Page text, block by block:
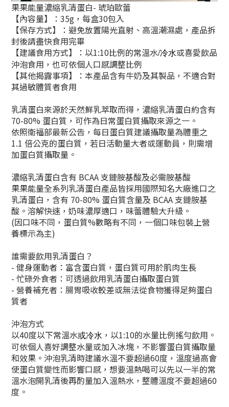
果果能量濃縮乳清蛋白- 琥珀歐蕾
【內容量】：35g，每盒30包入
【保存方式】：避免放置陽光直射、高溫潮濕處，產品拆
封後請盡快食用完畢
【建議食用方式】：以1:10比例的常溫水/冷水或喜愛飲品
沖泡食用，也可依個人口感調整比例
【其他揭露事項】：本產品含有牛奶及其製品，不適合對
其過敏體質者食用
乳清蛋白來源於天然鮮乳萃取而得，濃縮乳清蛋白約含有
70-80% 蛋白質，可作為日常蛋白質攝取來源之一。
依照衛福部最新公告，每日蛋白質建議攝取量為體重之
1.1 倍公克的蛋白質，若日活動量大者或運動員，則需增
加蛋白質攝取量。
濃縮乳清蛋白含有 BCAA 支鏈胺基酸及必需胺基酸
果果能量全系列乳清蛋白產品皆採用國際知名大廠進口之
乳清蛋白，含有 70-80% 蛋白質含量及 BCAA 支鏈胺基
酸。溶解快速，奶味濃厚適口，味蕾體驗大升級。
(因口味不同，蛋白質%數略有不同，一個口味包裝上營
養標示為主)
誰需要飲用乳清蛋白？
- 健身運動者：富含蛋白質，蛋白質可用於肌肉生長
- 忙碌外食者：可透過飲用乳清蛋白攝取蛋白質
- 營養補充者：腸胃吸收較差或無法從食物獲得足夠蛋白
質者
沖泡方式
以40度以下常溫水或冷水 ，以1:10的水量比例搖勻飲用。
可依個人喜好調整水量或加入冰塊，不影響蛋白質攝取量
和效果。沖泡乳清時建議水溫不要超過60度，溫度過高會
使蛋白質變性而影響口感，想要溫熱喝可以先以一半的常
溫水泡開乳清後再酌量加入溫熱水，整體溫度不要超過60
度。